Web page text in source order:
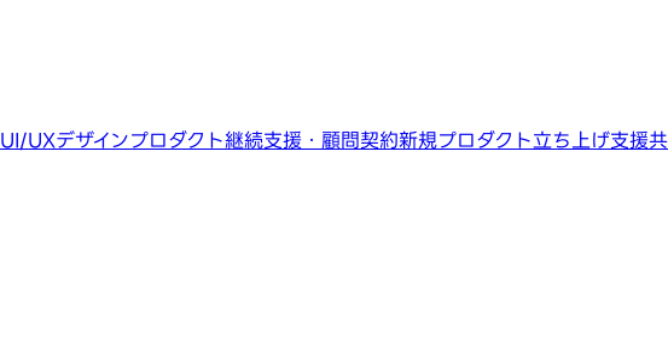
UI/UXデザインプロダクト継続支援・顧問契約新規プロダクト立ち上げ支援